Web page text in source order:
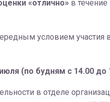
«отлично» в
условием участия
(по будням с 14.00 до
в отделе